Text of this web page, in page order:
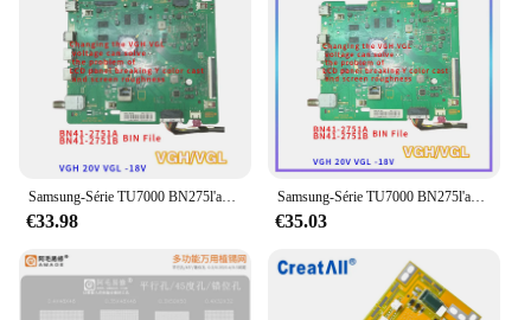
Samsung-Série TU7000 BN275l'autorisation/B, permet de résoudre le problème de la ligne horizontale en fonte de couleur Y lors de l'utilisation de Krasnopanel
€33.98
Samsung-Série TU7000 BN275l'autorisation/B, permet de résoudre le problème de la ligne horizontale en fonte de couleur Y lors de l'utilisation de Krasnopanel
€35.03